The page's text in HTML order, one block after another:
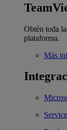
Obtén toda
plataforma.
Más